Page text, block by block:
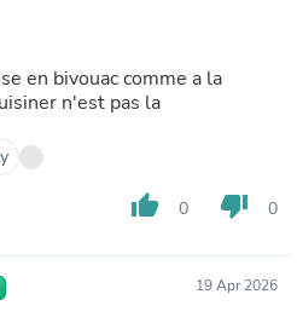
en bivouac comme a la
n'est pas la
thumb_up 0 thumb_down 0
19 Apr 2026